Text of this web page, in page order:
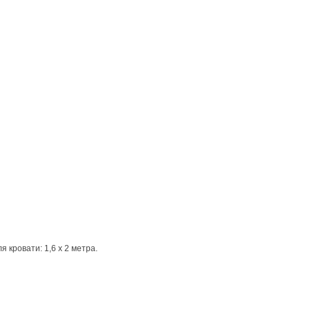
кровати: 1,6 х 2 метра.